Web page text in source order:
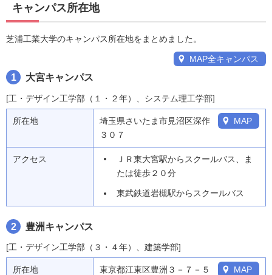
キャンパス所在地
芝浦工業大学のキャンパス所在地をまとめました。
MAP全キャンパス
1 大宮キャンパス
[工・デザイン工学部（１・２年）、システム理工学部]
所在地
埼玉県さいたま市見沼区深作
３０７
MAP
アクセス
ＪＲ東大宮駅からスクールバス、ま
たは徒歩２０分
東武鉄道岩槻駅からスクールバス
2 豊洲キャンパス
[工・デザイン工学部（３・４年）、建築学部]
所在地 東京都江東区豊洲３－７－５ MAP